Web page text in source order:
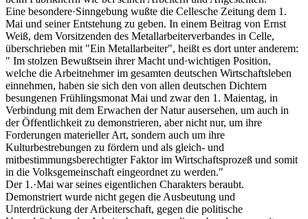
Eine besondere·Sinngebung wußte die Cellesche Zeitung dem 1.
Mai und seiner Entstehung zu geben. In einem Beitrag von Ernst
Weiß, dem Vorsitzenden des Metallarbeiterverbandes in Celle,
überschrieben mit "Ein Metallarbeiter", heißt es dort unter anderem:
" Im stolzen Bewußtsein ihrer Macht und·wichtigen Position,
welche die Arbeitnehmer im gesamten deutschen Wirtschaftsleben
einnehmen, haben sie sich den von allen deutschen Dichtern
besungenen Frühlingsmonat Mai und zwar den 1. Maientag, in
Verbindung mit dem Erwachen der Natur ausersehen, um auch in
der Öffentlichkeit zu demonstrieren, aber nicht nur, um ihre
Forderungen materieller Art, sondern auch um ihre
Kulturbestrebungen zu fördern und als gleich- und
mitbestimmungsberechtigter Faktor im Wirtschaftsprozeß und somit
in die Volksgemeinschaft eingeordnet zu werden."
Der 1.·Mai war seines eigentlichen Charakters beraubt.
Demonstriert wurde nicht gegen die Ausbeutung und
Unterdrückung der Arbeiterschaft, gegen die politische